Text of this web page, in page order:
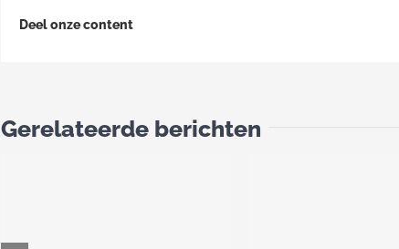
Deel onze content
Gerelateerde berichten